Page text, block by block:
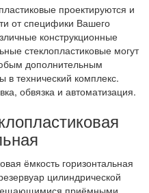
проектируются и
от специфики Вашего
конструкционные
стеклопластиковые могут
дополнительным
технический комплекс.
обвязка и автоматизация.
цилиндрической